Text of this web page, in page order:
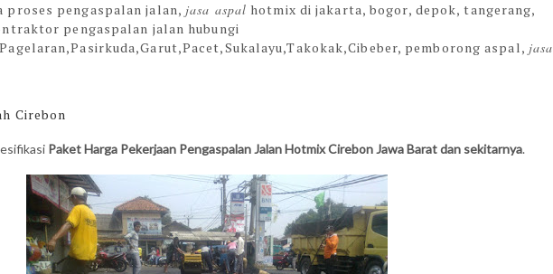
proses pengaspalan jalan, jasa aspal hotmix di jakarta, bogor, depok, tangerang,
pengaspalan jalan hubungi
pemborong aspal, jasa
Cirebon
Paket Harga Pekerjaan Pengaspalan Jalan Hotmix Cirebon Jawa Barat dan sekitarnya.